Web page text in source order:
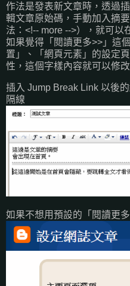
作法是發表新文章時，透過
輯文章原始碼，手動加入摘
法：<!-- more -->），就可以
如果覺得「閱讀更多>>」這
置」、「網頁元素」的設定
性，這個字樣內容就可以修改
插入 Jump Break Link 以後
隔線
如果不想用預設的「閱讀更